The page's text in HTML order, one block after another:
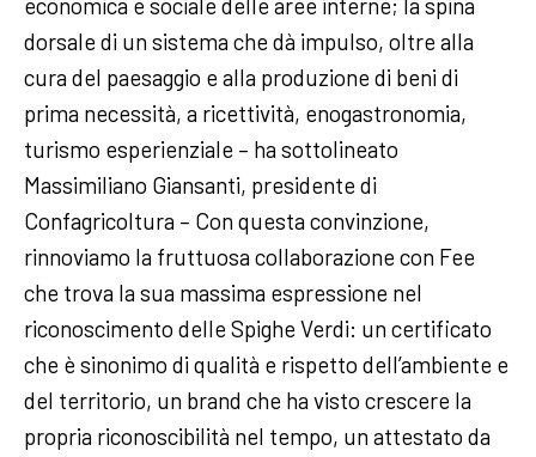
economica e sociale delle aree interne; la spina
dorsale di un sistema che dà impulso, oltre alla
cura del paesaggio e alla produzione di beni di
prima necessità, a ricettività, enogastronomia,
turismo esperienziale – ha sottolineato
Massimiliano Giansanti, presidente di
Confagricoltura – Con questa convinzione,
rinnoviamo la fruttuosa collaborazione con Fee
che trova la sua massima espressione nel
riconoscimento delle Spighe Verdi: un certificato
che è sinonimo di qualità e rispetto dell’ambiente e
del territorio, un brand che ha visto crescere la
propria riconoscibilità nel tempo, un attestato da